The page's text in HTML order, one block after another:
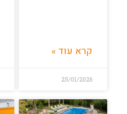
קרא עוד »
25/01/2026